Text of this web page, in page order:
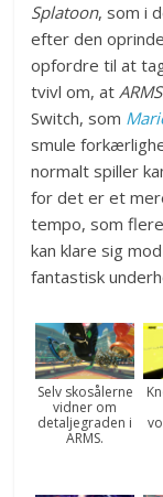
Splatoon, som i
efter den
opfordre til at
tvivl om, atARMS
Switch, som
smule
normalt spiller
for det er et
tempo, som
kan klare sig
fantastisk
Selv skosålerne
vidner om
detaljegraden i
ARMS.